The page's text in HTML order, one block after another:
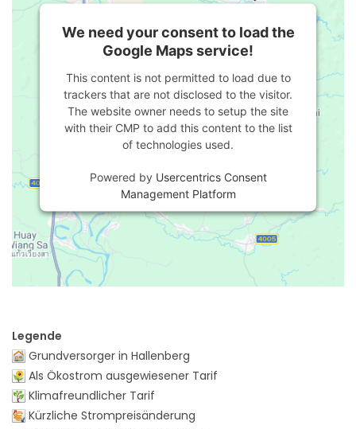
We need your consent to load the
Google Maps service!
This content is not permitted to load due to
trackers that are not disclosed to the visitor.
The website owner needs to setup the site
with their CMP to add this content to the list
of technologies used.
Powered by Usercentrics Consent
Management Platform
Legende
Grundversorger in Hallenberg
Als Ökostrom ausgewiesener Tarif
Klimafreundlicher Tarif
Kürzliche Strompreisänderung